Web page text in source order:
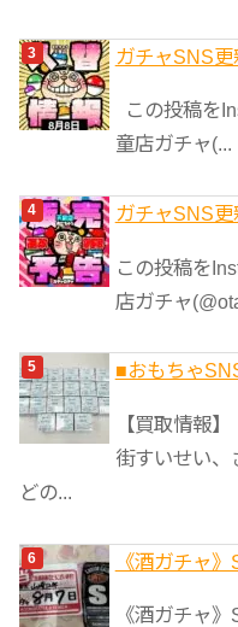
ガチャSNS更
この投稿を
童店ガチャ(...
ガチャSNS更
この投稿を
店ガチャ
■おもちゃ
【買取情報
街すいせい
どの...
《酒ガチャ
《酒ガチャ